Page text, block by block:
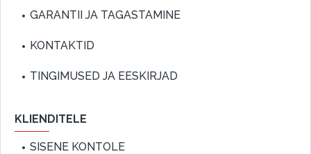
GARANTII JA TAGASTAMINE
KONTAKTID
TINGIMUSED JA EESKIRJAD
KLIENDITELE
SISENE KONTOLE